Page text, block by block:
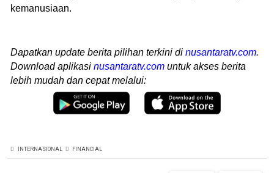
kemanusiaan.
Dapatkan update berita pilihan terkini di nusantaratv.com.
Download aplikasi nusantaratv.com untuk akses berita
lebih mudah dan cepat melalui:
INTERNASIONAL FINANCIAL